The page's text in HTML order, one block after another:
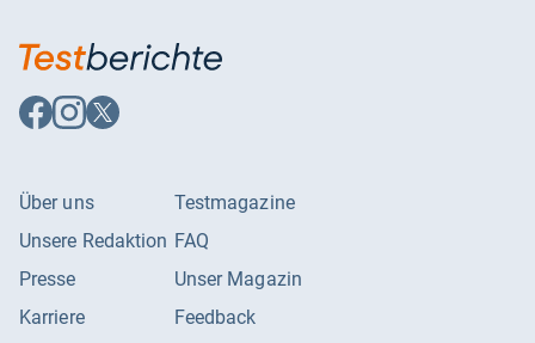
Auf
Facebook
Auf
Instagram
Auf
X
Über uns
Unsere Redaktion
Presse
Karriere
Testmagazine
FAQ
Unser Magazin
Feedback